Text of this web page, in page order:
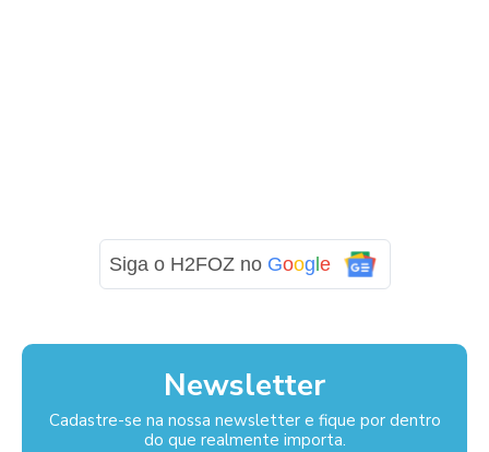
Siga o H2FOZ no Google
Newsletter
Cadastre-se na nossa newsletter e fique por dentro
do que realmente importa.